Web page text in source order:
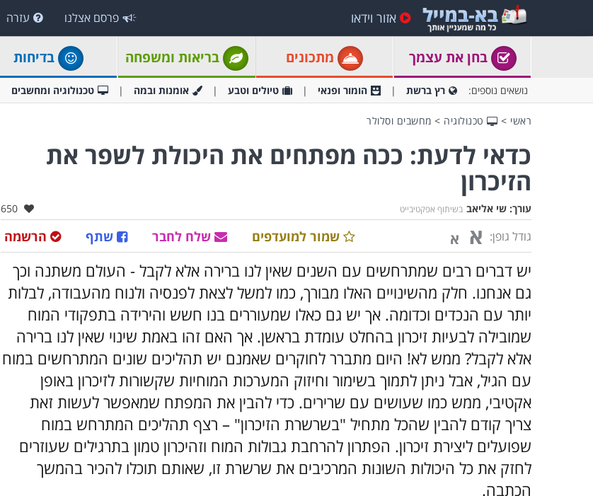
אזור וידאו פרסם אצלנו עזרה
בחן את עצמך מתכונים בריאות ומשפחה בדיחות
נושאים נוספים: רץ ברשת הומור ופנאי טיולים וטבע אומנות ובמה טכנולוגיה ומחשבים
ראשי > טכנולוגיה > מחשבים וסלולר
כדאי לדעת: ככה מפתחים את היכולת לשפר את
הזיכרון
בשיתוף אפקטיבייט עורך: שי אליאב אהבו:
650
גודל גופן: א א הרשמה שתף שלח לחבר שמור למועדפים
יש דברים רבים שמתרחשים עם השנים שאין לנו ברירה אלא לקבל - העולם משתנה וכך
גם אנחנו. חלק מהשינויים האלו מבורך, כמו למשל לצאת לפנסיה ולנוח מהעבודה, לבלות
יותר עם הנכדים וכדומה. אך יש גם כאלו שמעוררים בנו חשש והירידה בתפקודי המוח
שמובילה לבעיות זיכרון בהחלט עומדת בראשן. אך האם זהו באמת שינוי שאין לנו ברירה
אלא לקבל? ממש לא! היום מתברר לחוקרים שאמנם יש תהליכים שונים המתרחשים במוח
עם הגיל, אבל ניתן לתמוך בשימור וחיזוק המערכות המוחיות שקשורות לזיכרון באופן
אקטיבי, ממש כמו שעושים עם שרירים. כדי להבין את המפתח שמאפשר לעשות זאת
צריך קודם להבין שהכל מתחיל "בשרשרת הזיכרון" – רצף תהליכים המתרחש במוח
שפועלים ליצירת זיכרון. הפתרון להרחבת גבולות המוח וזהיכרון טמון בתרגילים שעוזרים
לחזק את כל היכולות השונות המרכיבים את שרשרת זו, שאותם תוכלו להכיר בהמשך
הכתבה.